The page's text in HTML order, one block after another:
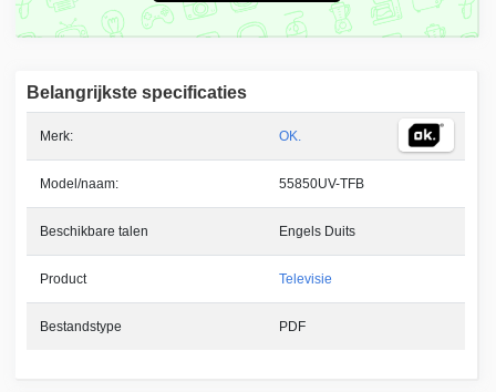
Belangrijkste specificaties
Merk: OK.
Model/naam: 55850UV-TFB
Beschikbare talen Engels Duits
Product Televisie
Bestandstype PDF